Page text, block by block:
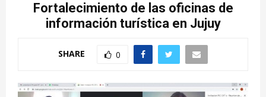
Fortalecimiento de las oficinas de
información turística en Jujuy
SHARE 0